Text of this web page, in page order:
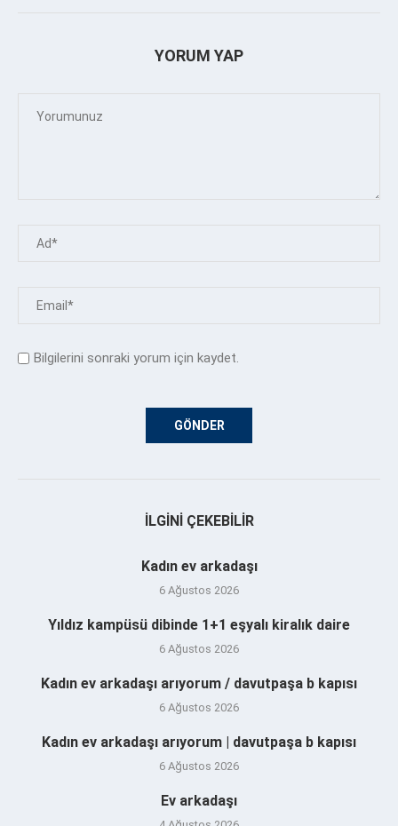
YORUM YAP
Bilgilerini sonraki yorum için kaydet.
İLGINI ÇEKEBILIR
Kadın ev arkadaşı
6 Ağustos 2026
Yıldız kampüsü dibinde 1+1 eşyalı kiralık daire
6 Ağustos 2026
Kadın ev arkadaşı arıyorum / davutpaşa b kapısı
6 Ağustos 2026
Kadın ev arkadaşı arıyorum | davutpaşa b kapısı
6 Ağustos 2026
Ev arkadaşı